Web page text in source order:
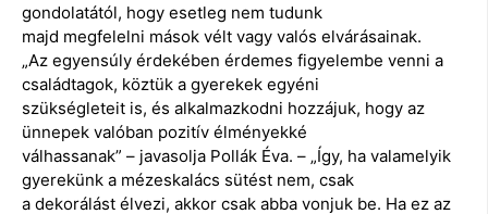
gondolatától, hogy esetleg nem tudunk
majd megfelelni mások vélt vagy valós elvárásainak.
„Az egyensúly érdekében érdemes figyelembe venni a
családtagok, köztük a gyerekek egyéni
szükségleteit is, és alkalmazkodni hozzájuk, hogy az
ünnepek valóban pozitív élményekké
válhassanak” – javasolja Pollák Éva. – „Így, ha valamelyik
gyerekünk a mézeskalács sütést nem, csak
a dekorálást élvezi, akkor csak abba vonjuk be. Ha ez az